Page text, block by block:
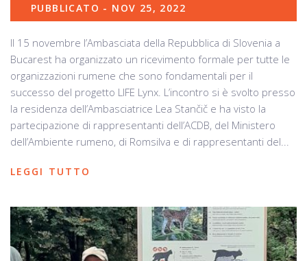
PUBBLICATO - NOV 25, 2022
Il 15 novembre l’Ambasciata della Repubblica di Slovenia a
Bucarest ha organizzato un ricevimento formale per tutte le
organizzazioni rumene che sono fondamentali per il
successo del progetto LIFE Lynx. L’incontro si è svolto presso
la residenza dell’Ambasciatrice Lea Stančič e ha visto la
partecipazione di rappresentanti dell’ACDB, del Ministero
dell’Ambiente rumeno, di Romsilva e di rappresentanti del...
LEGGI TUTTO